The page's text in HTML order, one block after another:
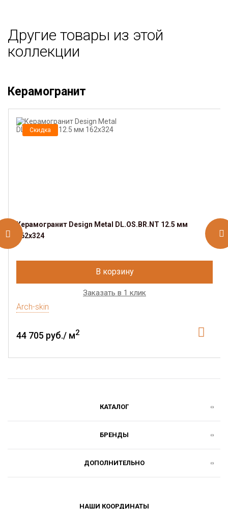
Другие товары из этой
коллекции
Керамогранит
Скидка
Керамогранит Design Metal DL.OS.BR.NT 12.5 мм
162х324
В корзину
Заказать в 1 клик
Arch-skin
44 705 руб./ м2
КАТАЛОГ
БРЕНДЫ
ДОПОЛНИТЕЛЬНО
НАШИ КООРДИНАТЫ